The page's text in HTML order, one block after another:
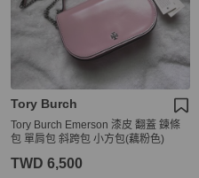
Tory Burch
Tory Burch Emerson 漆皮 翻蓋 鍊條
包 單肩包 斜跨包 小方包(藕粉色)
TWD 6,500